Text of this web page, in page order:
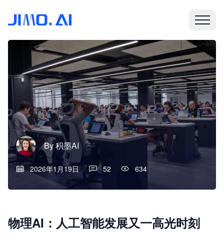
By积墨AI
2026年1月19日 52 634
物理AI：人工智能发展又一高光时刻